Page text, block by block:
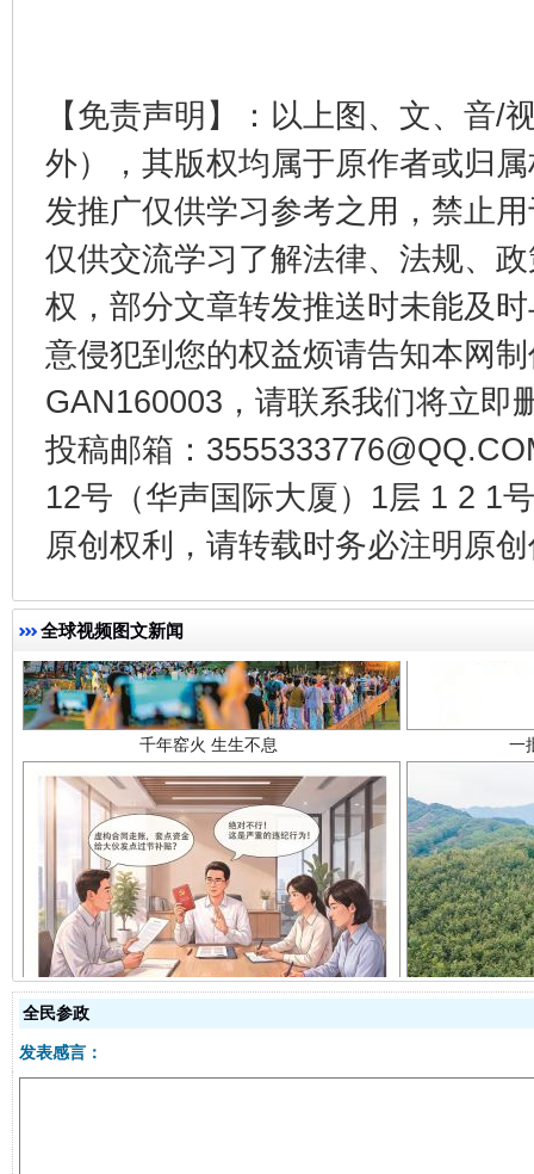
【免责声明】：以上图、文、音/
外），其版权均属于原作者或归
发推广仅供学习参考之用，禁止
仅供交流学习了解法律、法规、
权，部分文章转发推送时未能及
意侵犯到您的权益烦请告知本网
GAN160003，请联系我们将立即
投稿邮箱：
12号（华声国际大厦）1层 1 2 1
原创权利，请转载时务必注明原
全球视频图文新闻
千年窑火 生生不息 一
揭开“小金库”的免责幌子
全民参政
发表感言：